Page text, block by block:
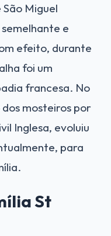
Miguel
e
efeito, durante
foi um
francesa. No
mosteiros por
Inglesa, evoluiu
para
St